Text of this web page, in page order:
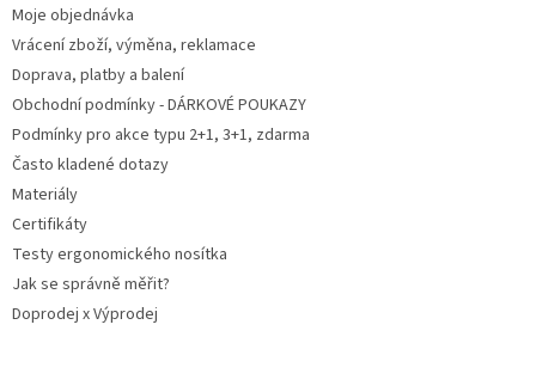
Moje objednávka
Vrácení zboží, výměna, reklamace
Doprava, platby a balení
Obchodní podmínky - DÁRKOVÉ POUKAZY
Podmínky pro akce typu 2+1, 3+1, zdarma
Často kladené dotazy
Materiály
Certifikáty
Testy ergonomického nosítka
Jak se správně měřit?
Doprodej x Výprodej